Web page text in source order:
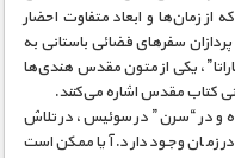
از زمان‌ها و ابعاد متفاوت احضار
سفرهای فضائی باستانی به
یکی از متون مقدس هندی‌ها
کتاب مقدس اشاره می‌کنند.
و در “سرن” در سوئیس، در تلاش
زمان وجود دارد. آیا ممکن است